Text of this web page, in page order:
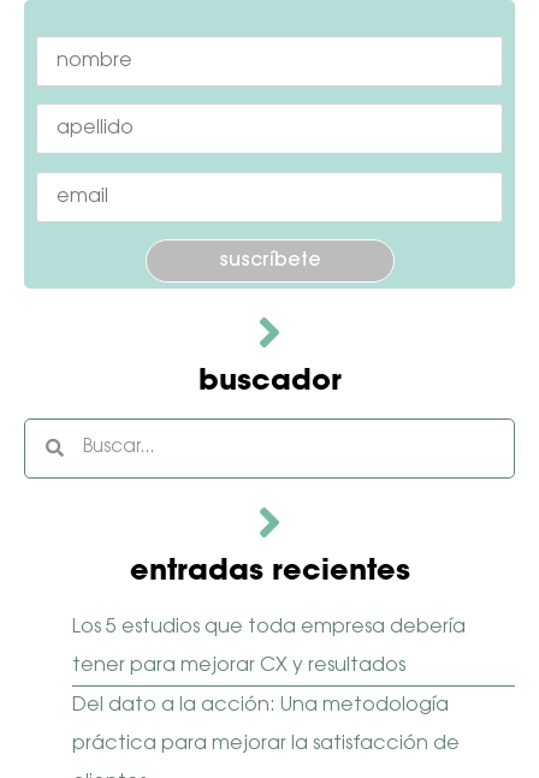
Por favor, deja este campo vacío.
buscador
entradas recientes
Los 5 estudios que toda empresa debería
tener para mejorar CX y resultados
Del dato a la acción: Una metodología
práctica para mejorar la satisfacción de